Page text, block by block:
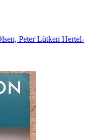
Peter Lütken Hertel-